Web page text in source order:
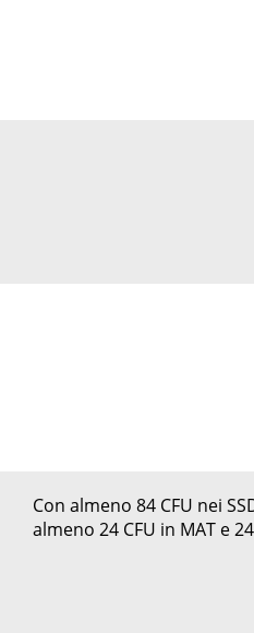
Con almeno 84 CFU nei
almeno 24 CFU in MAT e